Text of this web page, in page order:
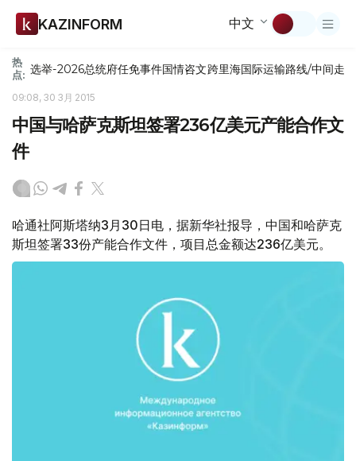
KAZINFORM 中文
热
点: 选举-2026总统府任免事件国情咨文跨里海国际运输路线/中间走廊
09:08, 30 3月 2015
中国与哈萨克斯坦签署236亿美元产能合作文
件
哈通社阿斯塔纳3月30日电，据新华社报导，中国和哈萨克
斯坦签署33份产能合作文件，项目总金额达236亿美元。